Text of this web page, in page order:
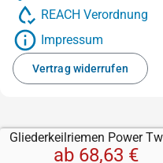
ab 68,63 €
REACH Verordnung
Impressum
Vertrag widerrufen